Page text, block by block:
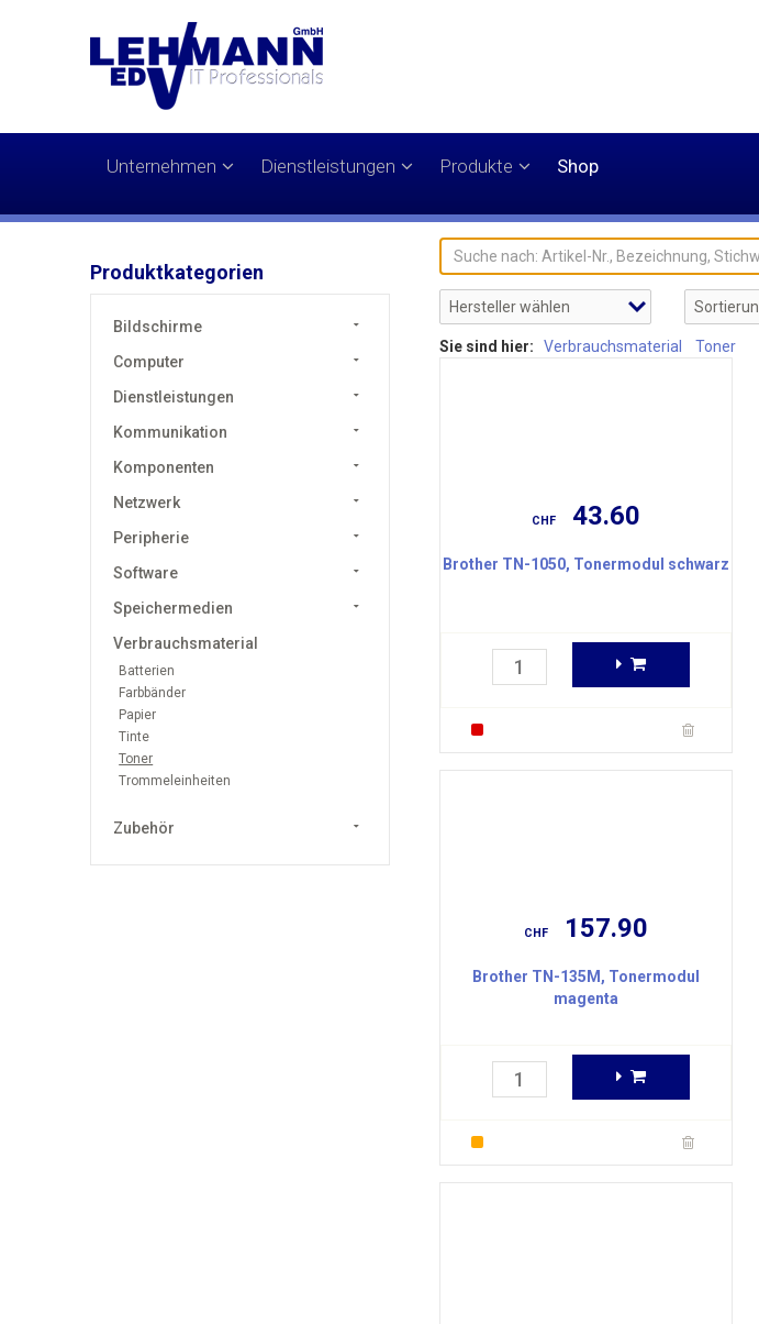
Unternehmen Dienstleistungen Produkte Shop
Produktkategorien
Bildschirme
Computer
Dienstleistungen
Kommunikation
Komponenten
Netzwerk
Peripherie
Software
Speichermedien
Verbrauchsmaterial
Batterien
Farbbänder
Papier
Tinte
Toner
Trommeleinheiten
Zubehör
Sie sind hier: Verbrauchsmaterial Toner
CHF 43.60
Brother TN-1050, Tonermodul schwarz
CHF 157.90
Brother TN-135M, Tonermodul
magenta